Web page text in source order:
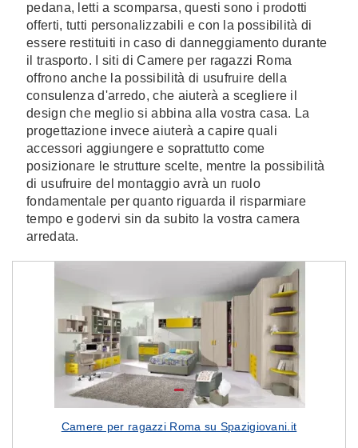
pedana, letti a scomparsa, questi sono i prodotti
offerti, tutti personalizzabili e con la possibilità di
essere restituiti in caso di danneggiamento durante
il trasporto. I siti di Camere per ragazzi Roma
offrono anche la possibilità di usufruire della
consulenza d'arredo, che aiuterà a scegliere il
design che meglio si abbina alla vostra casa. La
progettazione invece aiuterà a capire quali
accessori aggiungere e soprattutto come
posizionare le strutture scelte, mentre la possibilità
di usufruire del montaggio avrà un ruolo
fondamentale per quanto riguarda il risparmiare
tempo e godervi sin da subito la vostra camera
arredata.
Camere per ragazzi Roma su Spazigiovani.it